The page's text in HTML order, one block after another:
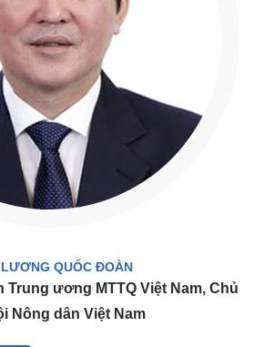
QUỐC ĐOÀN
Trung ương MTTQ Việt Nam, Chủ
Nông dân Việt Nam